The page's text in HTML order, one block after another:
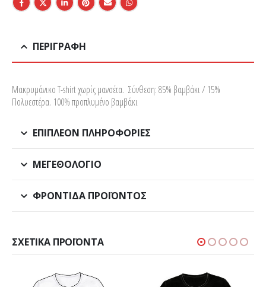
ΠΕΡΙΓΡΑΦΉ
Μακρυμάνικο T-shirt χωρίς μανσέτα. Σύνθεση: 85% βαμβάκι / 15%
Πολυεστέρα. 100% προπλυμένο βαμβάκι
ΕΠΙΠΛΈΟΝ ΠΛΗΡΟΦΟΡΊΕΣ
ΜΕΓΕΘΟΛΌΓΙΟ
ΦΡΟΝΤΊΔΑ ΠΡΟΪΌΝΤΟΣ
ΣΧΕΤΙΚΆ ΠΡΟΪΌΝΤΑ